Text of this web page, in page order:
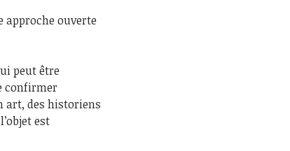
approche ouverte
peut être
confirmer
art, des historiens
est